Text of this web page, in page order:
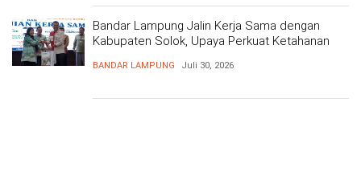
Bandar Lampung Jalin Kerja Sama dengan
Kabupaten Solok, Upaya Perkuat Ketahanan
BANDAR LAMPUNG Juli 30, 2026